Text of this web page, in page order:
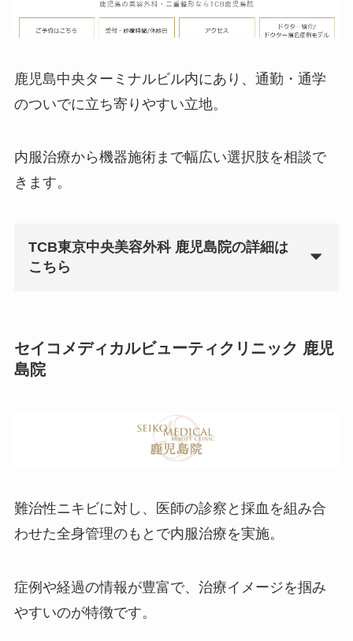
鹿児島中央ターミナルビル内にあり、通勤・通学
のついでに立ち寄りやすい立地。
内服治療から機器施術まで幅広い選択肢を相談で
きます。
TCB東京中央美容外科 鹿児島院の詳細は
こちら
セイコメディカルビューティクリニック 鹿児
島院
難治性ニキビに対し、医師の診察と採血を組み合
わせた全身管理のもとで内服治療を実施。
症例や経過の情報が豊富で、治療イメージを掴み
やすいのが特徴です。